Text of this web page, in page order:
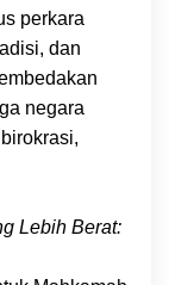
perkara
dan
negara
Lebih Berat: